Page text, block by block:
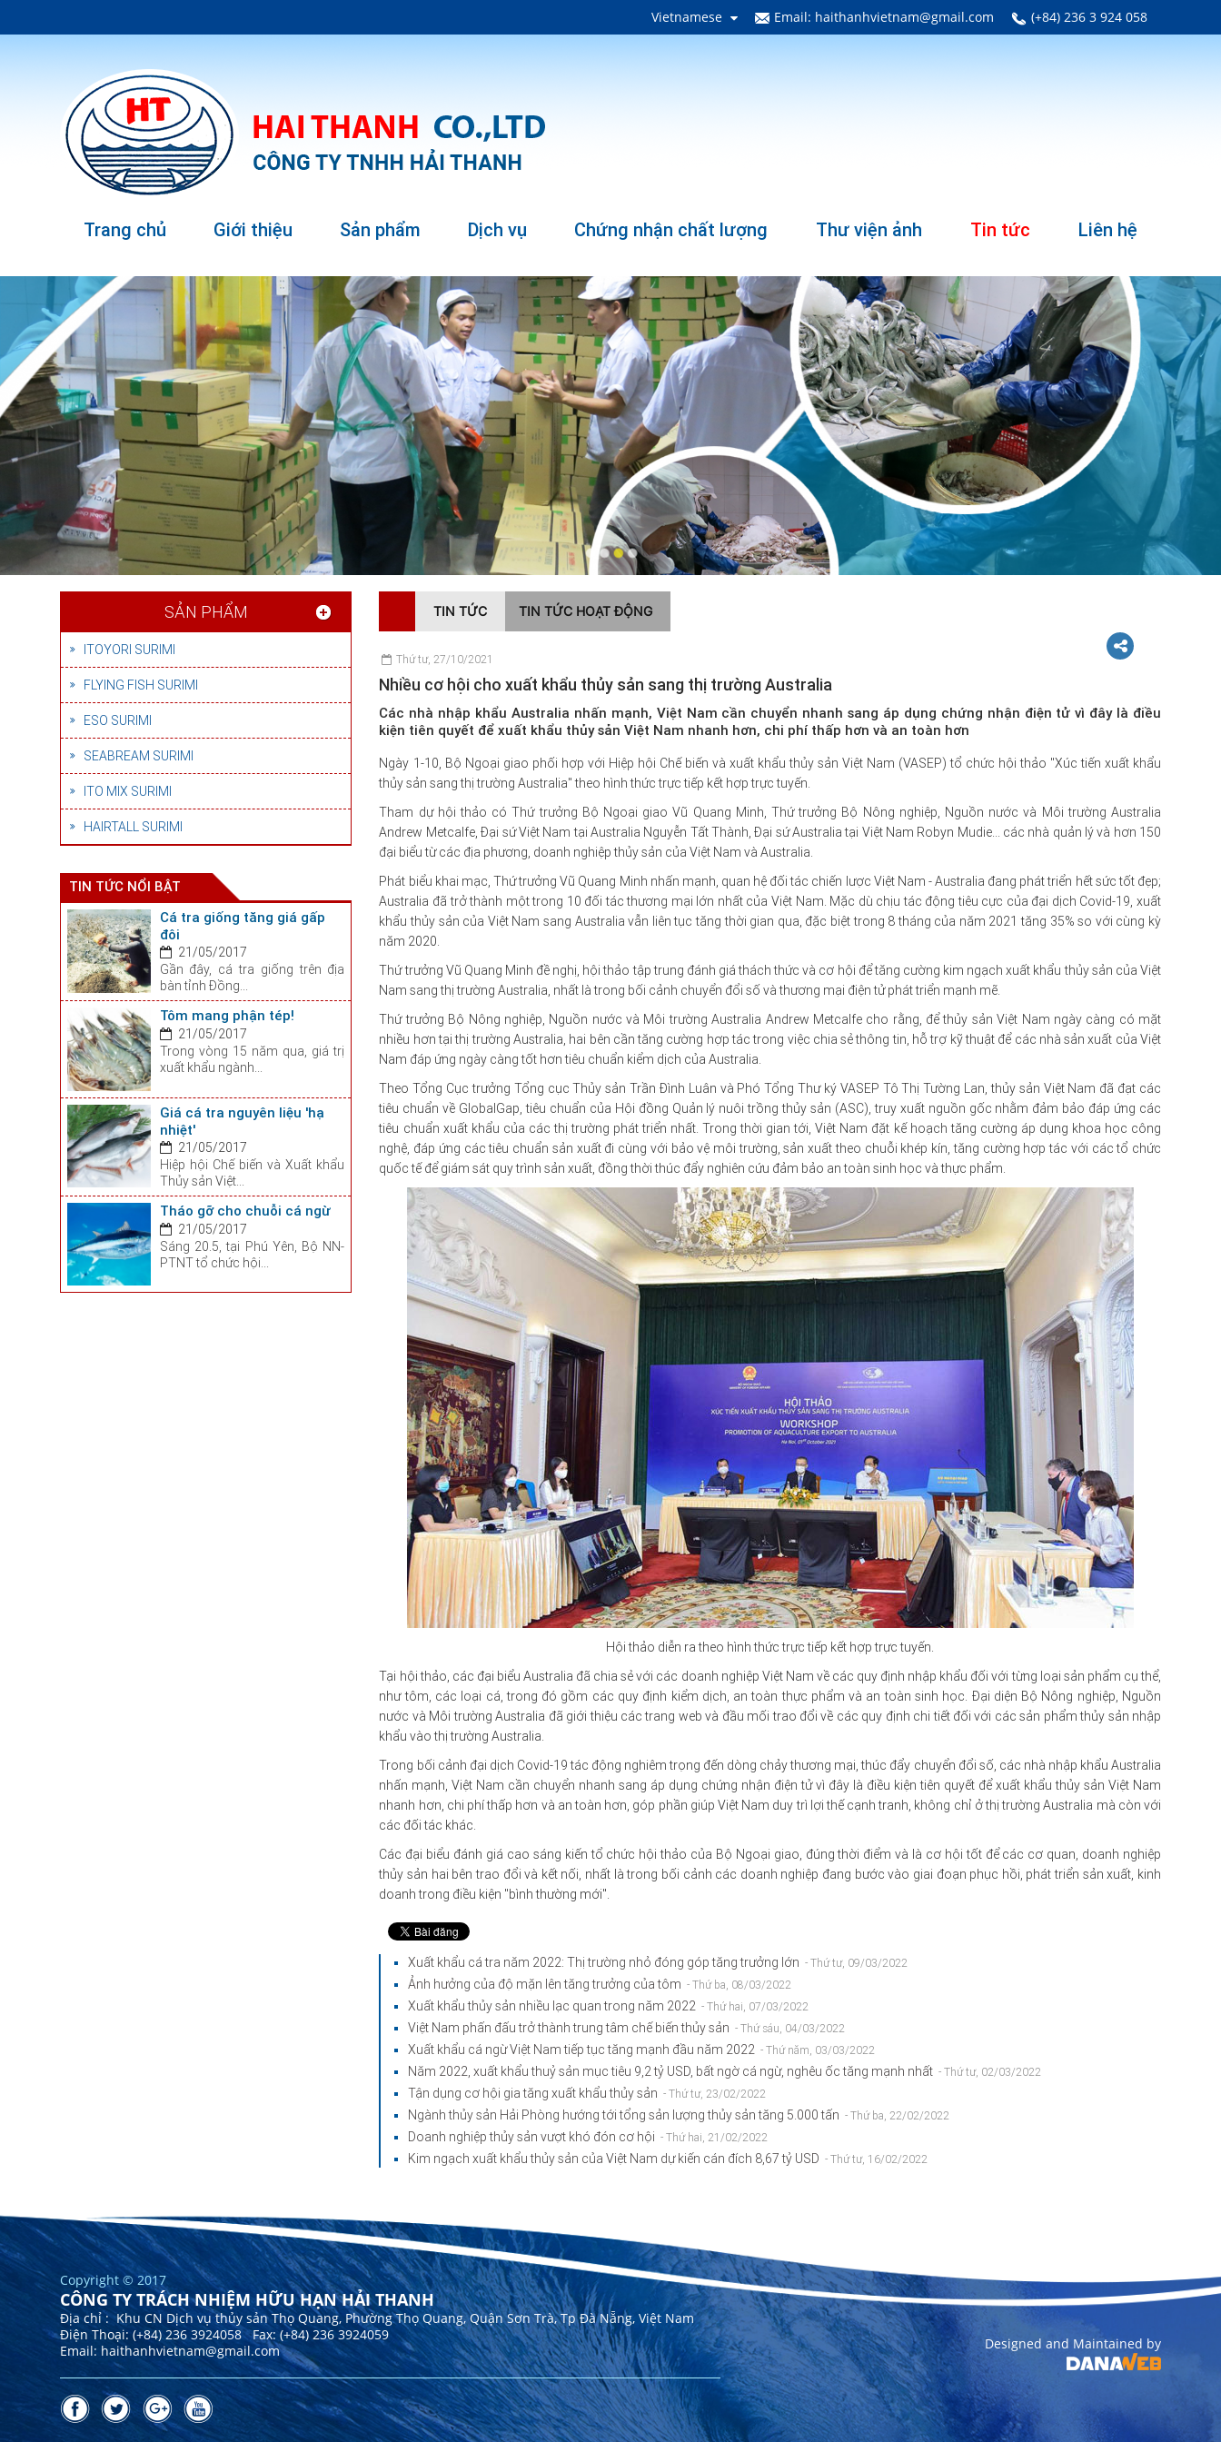
Vietnamese Email: haithanhvietnam@gmail.com (+84) 236 3 924 058
Trang chủ Giới thiệu Sản phẩm Dịch vụ Chứng nhận chất lượng Thư viện ảnh Tin tức Liên hệ
TIN TỨC TIN TỨC HOẠT ĐỘNG
Thứ tư, 27/10/2021
Nhiều cơ hội cho xuất khẩu thủy sản sang thị trường Australia
Các nhà nhập khẩu Australia nhấn mạnh, Việt Nam cần chuyển nhanh sang áp dụng chứng nhận điện tử vì đây là điều
kiện tiên quyết để xuất khẩu thủy sản Việt Nam nhanh hơn, chi phí thấp hơn và an toàn hơn
Ngày 1-10, Bộ Ngoại giao phối hợp với Hiệp hội Chế biến và xuất khẩu thủy sản Việt Nam (VASEP) tổ chức hội thảo "Xúc tiến xuất khẩu
thủy sản sang thị trường Australia" theo hình thức trực tiếp kết hợp trực tuyến.
Tham dự hội thảo có Thứ trưởng Bộ Ngoại giao Vũ Quang Minh, Thứ trưởng Bộ Nông nghiệp, Nguồn nước và Môi trường Australia
Andrew Metcalfe, Đại sứ Việt Nam tại Australia Nguyễn Tất Thành, Đại sứ Australia tại Việt Nam Robyn Mudie... các nhà quản lý và hơn 150
đại biểu từ các địa phương, doanh nghiệp thủy sản của Việt Nam và Australia.
Phát biểu khai mạc, Thứ trưởng Vũ Quang Minh nhấn mạnh, quan hệ đối tác chiến lược Việt Nam - Australia đang phát triển hết sức tốt đẹp;
Australia đã trở thành một trong 10 đối tác thương mại lớn nhất của Việt Nam. Mặc dù chịu tác động tiêu cực của đại dịch Covid-19, xuất
khẩu thủy sản của Việt Nam sang Australia vẫn liên tục tăng thời gian qua, đặc biệt trong 8 tháng của năm 2021 tăng 35% so với cùng kỳ
năm 2020.
Thứ trưởng Vũ Quang Minh đề nghị, hội thảo tập trung đánh giá thách thức và cơ hội để tăng cường kim ngạch xuất khẩu thủy sản của Việt
Nam sang thị trường Australia, nhất là trong bối cảnh chuyển đổi số và thương mại điện tử phát triển mạnh mẽ.
Thứ trưởng Bộ Nông nghiệp, Nguồn nước và Môi trường Australia Andrew Metcalfe cho rằng, để thủy sản Việt Nam ngày càng có mặt
nhiều hơn tại thị trường Australia, hai bên cần tăng cường hợp tác trong việc chia sẻ thông tin, hỗ trợ kỹ thuật để các nhà sản xuất của Việt
Nam đáp ứng ngày càng tốt hơn tiêu chuẩn kiểm dịch của Australia.
Theo Tổng Cục trưởng Tổng cục Thủy sản Trần Đình Luân và Phó Tổng Thư ký VASEP Tô Thị Tường Lan, thủy sản Việt Nam đã đạt các
tiêu chuẩn về GlobalGap, tiêu chuẩn của Hội đồng Quản lý nuôi trồng thủy sản (ASC), truy xuất nguồn gốc nhằm đảm bảo đáp ứng các
tiêu chuẩn xuất khẩu của các thị trường phát triển nhất. Trong thời gian tới, Việt Nam đặt kế hoạch tăng cường áp dụng khoa học công
nghệ, đáp ứng các tiêu chuẩn sản xuất đi cùng với bảo vệ môi trường, sản xuất theo chuỗi khép kín, tăng cường hợp tác với các tổ chức
quốc tế để giám sát quy trình sản xuất, đồng thời thúc đẩy nghiên cứu đảm bảo an toàn sinh học và thực phẩm.
Hội thảo diễn ra theo hình thức trực tiếp kết hợp trực tuyến.
Tại hội thảo, các đại biểu Australia đã chia sẻ với các doanh nghiệp Việt Nam về các quy định nhập khẩu đối với từng loại sản phẩm cụ thể,
như tôm, các loại cá, trong đó gồm các quy định kiểm dịch, an toàn thực phẩm và an toàn sinh học. Đại diện Bộ Nông nghiệp, Nguồn
nước và Môi trường Australia đã giới thiệu các trang web và đầu mối trao đổi về các quy định chi tiết đối với các sản phẩm thủy sản nhập
khẩu vào thị trường Australia.
Trong bối cảnh đại dịch Covid-19 tác động nghiêm trọng đến dòng chảy thương mại, thúc đẩy chuyển đổi số, các nhà nhập khẩu Australia
nhấn mạnh, Việt Nam cần chuyển nhanh sang áp dụng chứng nhận điện tử vì đây là điều kiện tiên quyết để xuất khẩu thủy sản Việt Nam
nhanh hơn, chi phí thấp hơn và an toàn hơn, góp phần giúp Việt Nam duy trì lợi thế cạnh tranh, không chỉ ở thị trường Australia mà còn với
các đối tác khác.
Các đại biểu đánh giá cao sáng kiến tổ chức hội thảo của Bộ Ngoại giao, đúng thời điểm và là cơ hội tốt để các cơ quan, doanh nghiệp
thủy sản hai bên trao đổi và kết nối, nhất là trong bối cảnh các doanh nghiệp đang bước vào giai đoạn phục hồi, phát triển sản xuất, kinh
doanh trong điều kiện "bình thường mới".
Xuất khẩu cá tra năm 2022: Thị trường nhỏ đóng góp tăng trưởng lớn- Thứ tư, 09/03/2022
Ảnh hưởng của độ mặn lên tăng trưởng của tôm- Thứ ba, 08/03/2022
Xuất khẩu thủy sản nhiều lạc quan trong năm 2022- Thứ hai, 07/03/2022
Việt Nam phấn đấu trở thành trung tâm chế biến thủy sản- Thứ sáu, 04/03/2022
Xuất khẩu cá ngừ Việt Nam tiếp tục tăng mạnh đầu năm 2022- Thứ năm, 03/03/2022
Năm 2022, xuất khẩu thuỷ sản mục tiêu 9,2 tỷ USD, bất ngờ cá ngừ, nghêu ốc tăng mạnh nhất- Thứ tư, 02/03/2022
Tận dụng cơ hội gia tăng xuất khẩu thủy sản- Thứ tư, 23/02/2022
Ngành thủy sản Hải Phòng hướng tới tổng sản lượng thủy sản tăng 5.000 tấn- Thứ ba, 22/02/2022
Doanh nghiệp thủy sản vượt khó đón cơ hội- Thứ hai, 21/02/2022
Kim ngạch xuất khẩu thủy sản của Việt Nam dự kiến cán đích 8,67 tỷ USD- Thứ tư, 16/02/2022
SẢN PHẨM
ITOYORI SURIMI
FLYING FISH SURIMI
ESO SURIMI
SEABREAM SURIMI
ITO MIX SURIMI
HAIRTALL SURIMI
TIN TỨC NỔI BẬT
Cá tra giống tăng giá gấp
đôi
21/05/2017
Gần đây, cá tra giống trên địa
bàn tỉnh Đồng...
Tôm mang phận tép!
21/05/2017
Trong vòng 15 năm qua, giá trị
xuất khẩu ngành...
Giá cá tra nguyên liệu 'hạ
nhiệt'
21/05/2017
Hiệp hội Chế biến và Xuất khẩu
Thủy sản Việt...
Tháo gỡ cho chuỗi cá ngừ
21/05/2017
Sáng 20.5, tại Phú Yên, Bộ NN-
PTNT tổ chức hội...
Copyright ©2017
CÔNG TY TRÁCH NHIỆM HỮU HẠN HẢI THANH
Địa chỉ : Khu CN Dịch vụ thủy sản Thọ Quang, Phường Thọ Quang, Quận Sơn Trà, Tp Đà Nẵng, Việt Nam
Điện Thoại: (+84) 236 3924058 Fax: (+84) 236 3924059
Email: haithanhvietnam@gmail.com
Designed and Maintained by